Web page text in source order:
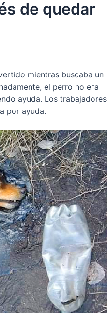
de quedar
mientras buscaba un
el perro no eга
ayuda. Los trabajadores
por ayuda.